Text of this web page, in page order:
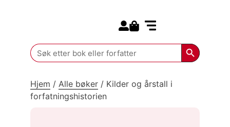
Search
for:
Search
Hjem / Alle bøker / Kilder og årstall i
forfatningshistorien